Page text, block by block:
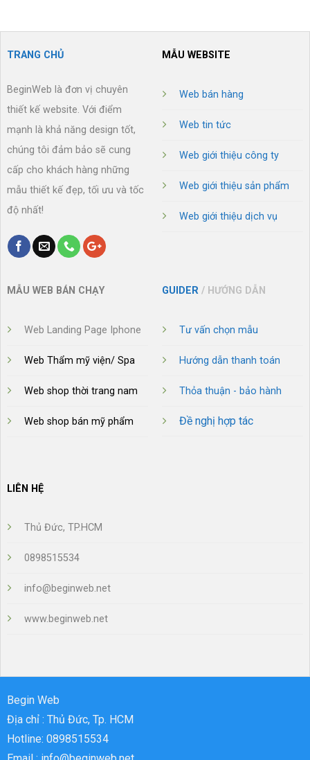
TRANG CHỦ
BeginWeb là đơn vị chuyên
thiết kế website. Với điểm
mạnh là khả năng design tốt,
chúng tôi đảm bảo sẽ cung
cấp cho khách hàng những
mẫu thiết kế đẹp, tối ưu và tốc
độ nhất!
MẪU WEBSITE
Web bán hàng
Web tin tức
Web giới thiệu công ty
Web giới thiệu sản phẩm
Web giới thiệu dịch vụ
MẪU WEB BÁN CHẠY
Web Landing Page Iphone
Web Thẩm mỹ viện/ Spa
Web shop thời trang nam
Web shop bán mỹ phẩm
GUIDER / HƯỚNG DẪN
Tư vấn chọn mẫu
Hướng dẫn thanh toán
Thỏa thuận - bảo hành
Đề nghị hợp tác
LIÊN HỆ
Thủ Đức, TP.HCM
0898515534
info@beginweb.net
www.beginweb.net
Begin Web
Địa chỉ : Thủ Đức, Tp. HCM
Hotline: 0898515534